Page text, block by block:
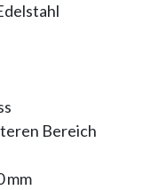
Bereich
mm